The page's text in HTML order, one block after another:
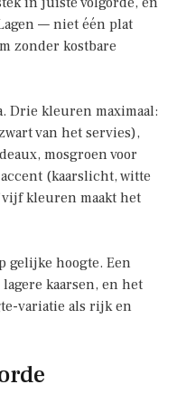
— niet één plat
zonder kostbare
Drie kleuren maximaal:
van het servies),
mosgroen voor
(kaarslicht, witte
kleuren maakt het
gelijke hoogte. Een
kaarsen, en het
variatie als rijk en